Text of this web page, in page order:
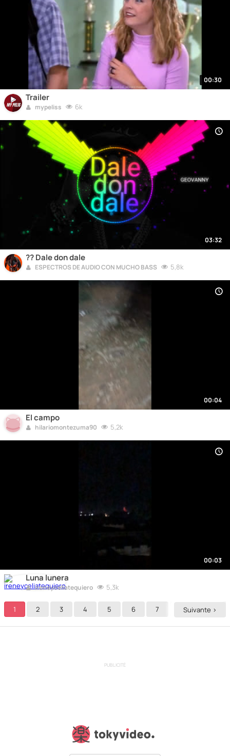
00:30
Trailer
mypeliss 6k
03:32
?? Dale don dale
ESPECTROS DE AUDIO CON MUCHO BASS 5,8k
00:04
El campo
hilariomontezuma90 5,2k
00:03
Luna lunera
ireneyceliatequiero 5,3k
1 2 3 4 5 6 7 9
Suivante >
PUBLICITÉ